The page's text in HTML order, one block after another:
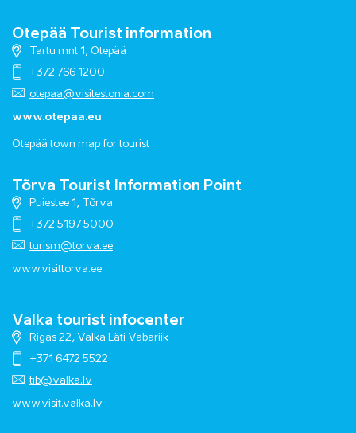
Otepää Tourist information
Tartu mnt 1, Otepää
+372 766 1200
otepaa@visitestonia.com
www.otepaa.eu
Otepää town map for tourist
Tõrva Tourist Information Point
Puiestee 1, Tõrva
+372 5197 5000
turism@torva.ee
www.visittorva.ee
Valka tourist infocenter
Rigas 22, Valka Läti Vabariik
+371 6472 5522
tib@valka.lv
www.visit.valka.lv